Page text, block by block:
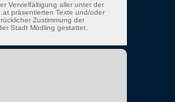
Vervielfältigung aller unter der
präsentierten Texte und/oder
Zustimmung der
Stadt Mödling gestattet.